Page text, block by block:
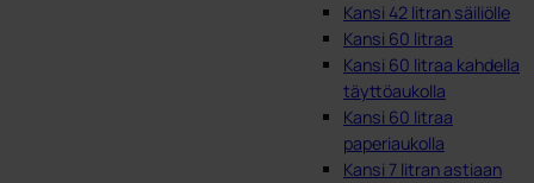
Kansi 42 litran säiliölle
Kansi 60 litraa
Kansi 60 litraa kahdella
täyttöaukolla
Kansi 60 litraa
paperiaukolla
Kansi 7 litran astiaan